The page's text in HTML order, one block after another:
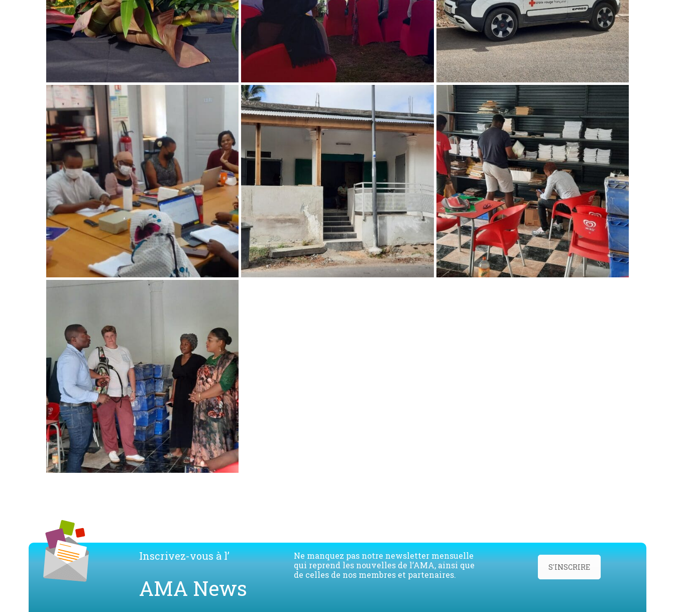
Inscrivez-vous à l’
AMA News
Ne manquez pas notre newsletter mensuelle
qui reprend les nouvelles de l’AMA, ainsi que
de celles de nos membres et partenaires.
S'INSCRIRE